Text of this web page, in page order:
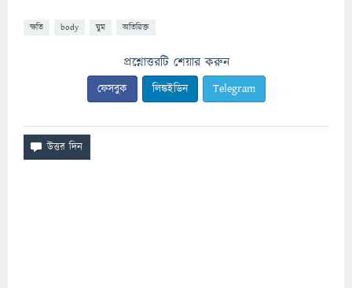
ক্ষতি body ঘুম অতিরিক্ত
প্রশ্নোত্তরটি শেয়ার করুন
ফেসবুক লিঙ্কইডিন Telegram